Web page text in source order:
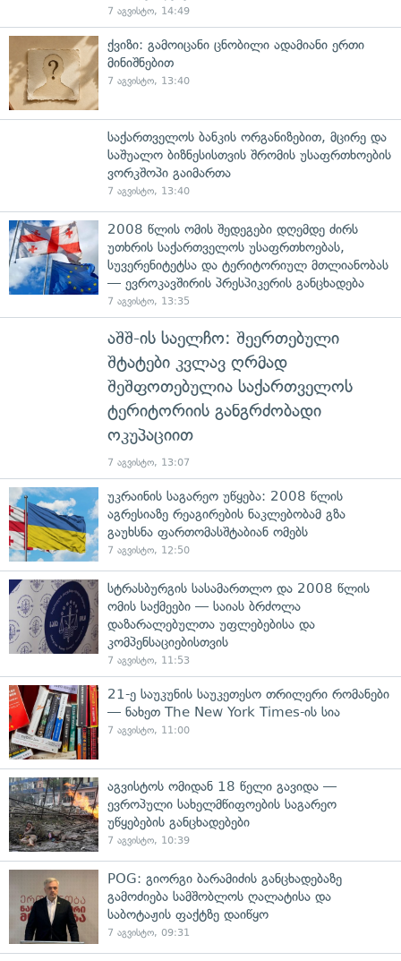
7 აგვისტო, 14:49
ქვიზი: გამოიცანი ცნობილი ადამიანი ერთი
მინიშნებით
7 აგვისტო, 13:40
საქართველოს ბანკის ორგანიზებით, მცირე და
საშუალო ბიზნესისთვის შრომის უსაფრთხოების
ვორკშოპი გაიმართა
7 აგვისტო, 13:40
2008 წლის ომის შედეგები დღემდე ძირს
უთხრის საქართველოს უსაფრთხოებას,
სუვერენიტეტსა და ტერიტორიულ მთლიანობას
— ევროკავშირის პრესპიკერის განცხადება
7 აგვისტო, 13:35
აშშ-ის საელჩო: შეერთებული
შტატები კვლავ ღრმად
შეშფოთებულია საქართველოს
ტერიტორიის განგრძობადი
ოკუპაციით
7 აგვისტო, 13:07
უკრაინის საგარეო უწყება: 2008 წლის
აგრესიაზე რეაგირების ნაკლებობამ გზა
გაუხსნა ფართომასშტაბიან ომებს
7 აგვისტო, 12:50
სტრასბურგის სასამართლო და 2008 წლის
ომის საქმეები — საიას ბრძოლა
დაზარალებულთა უფლებებისა და
კომპენსაციებისთვის
7 აგვისტო, 11:53
21-ე საუკუნის საუკეთესო თრილერი რომანები
— ნახეთ The New York Times-ის სია
7 აგვისტო, 11:00
აგვისტოს ომიდან 18 წელი გავიდა —
ევროპული სახელმწიფოების საგარეო
უწყებების განცხადებები
7 აგვისტო, 10:39
POG: გიორგი ბარამიძის განცხადებაზე
გამოძიება სამშობლოს ღალატისა და
საბოტაჟის ფაქტზე დაიწყო
7 აგვისტო, 09:31